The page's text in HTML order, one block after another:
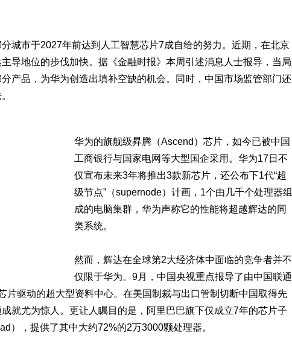
城市于2027年前达到人工智慧芯片7成自给的努力。近期，在北京
导地位的步伐加快。据《金融时报》本周引述消息人士报导，当局
产品，为华为创造出填补空缺的机会。同时，中国市场监管部门还
华为的旗舰级昇腾（Ascend）芯片，如今已被中国
工商银行与国家电网等大型国企采用。华为17日不
仅宣布未来3年将推出3款新芯片，还公布下1代“超
级节点”（supernode）计画，1个由几千个处理器组
成的电脑集群，华为声称它的性能将超越辉达的同
类系统。
然而，辉达在全球第2大经济体中面临的竞争者并不
仅限于华为。9月，中国央视重点报导了由中国联通
片驱动的超大型资料中心。在美国制裁与出口管制切断中国取得先
就尤为惊人。更让人瞩目的是，阿里巴巴旗下仅成立7年的芯片子
），提供了其中大约72%的2万3000颗处理器。